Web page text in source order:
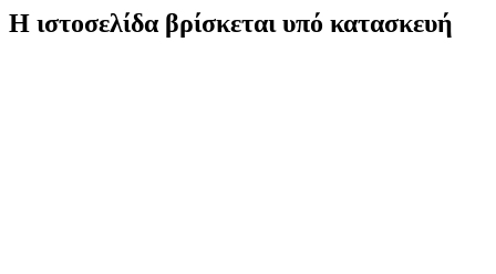
Η ιστοσελίδα βρίσκεται υπό κατασκευή